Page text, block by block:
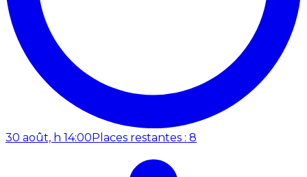
30 août, h 14:00 Places restantes : 8